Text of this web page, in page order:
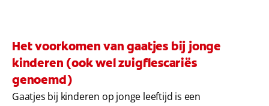
Het voorkomen van gaatjes bij jonge
kinderen (ook wel zuigflescariës
genoemd)
Gaatjes bij kinderen op jonge leeftijd is een